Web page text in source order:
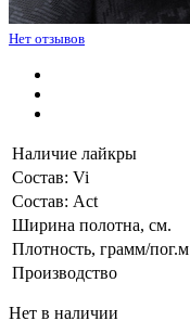
Нет отзывов
Наличие лайкры
Состав: Vi
Состав: Act
Ширина полотна, см.
Плотность, грамм/пог.м
Производство
Нет в наличии